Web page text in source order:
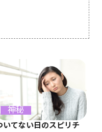
神秘
いてない日のスピリチ